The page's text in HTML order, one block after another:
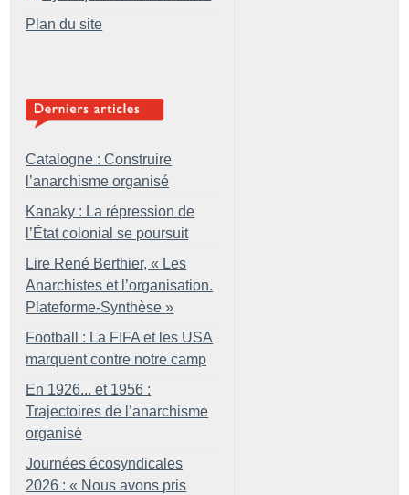
Plan du site
Catalogne : Construire
l’anarchisme organisé
Kanaky : La répression de
l’État colonial se poursuit
Lire René Berthier, « Les
Anarchistes et l’organisation.
Plateforme-Synthèse »
Football : La FIFA et les USA
marquent contre notre camp
En 1926... et 1956 :
Trajectoires de l’anarchisme
organisé
Journées écosyndicales
2026 : « Nous avons pris